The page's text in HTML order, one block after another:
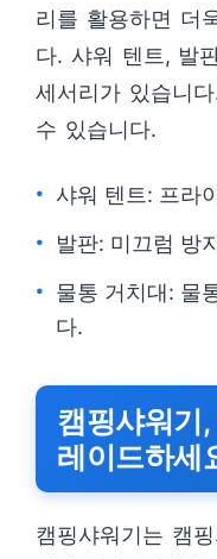
리를 활용하면 더
다. 샤워 텐트, 발
세서리가 있습니
수 있습니다.
샤워 텐트: 프라
발판: 미끄럼 방
물통 거치대: 물
다.
캠핑샤워기
레이드하세
캠핑샤워기는 캠